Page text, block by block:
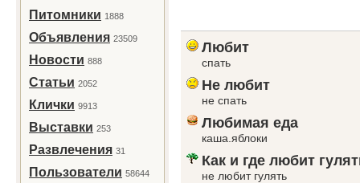
Питомники 1888
Объявления 23509
Новости 888
Статьи 2052
Клички 9913
Выставки 253
Развлечения 31
Пользователи 58644
Любит
спать
Не любит
не спать
Любимая еда
каша.яблоки
Как и где любит
не любит гулять